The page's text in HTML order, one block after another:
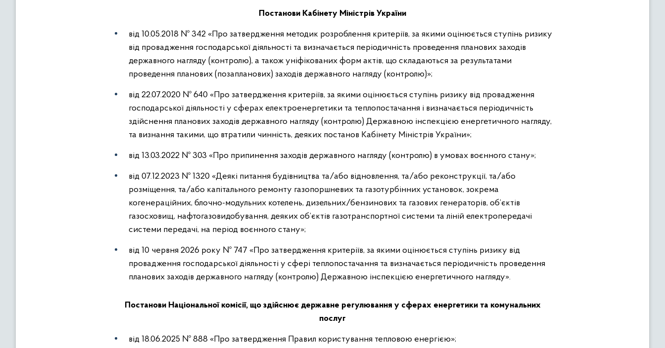
Постанови Кабінету Міністрів України
від 10.05.2018 № 342 «Про затвердження методик розроблення критеріїв, за якими оцінюється ступінь ризику
від провадження господарської діяльності та визначається періодичність проведення планових заходів
державного нагляду (контролю), а також уніфікованих форм актів, що складаються за результатами
проведення планових (позапланових) заходів державного нагляду (контролю)»;
від 22.07.2020 № 640 «Про затвердження критеріїв, за якими оцінюється ступінь ризику від провадження
господарської діяльності у сферах електроенергетики та теплопостачання і визначається періодичність
здійснення планових заходів державного нагляду (контролю) Державною інспекцією енергетичного нагляду,
та визнання такими, що втратили чинність, деяких постанов Кабінету Міністрів України»;
від 13.03.2022 № 303 «Про припинення заходів державного нагляду (контролю) в умовах воєнного стану»;
від 07.12.2023 № 1320 «Деякі питання будівництва та/або відновлення, та/або реконструкції, та/або
розміщення, та/або капітального ремонту газопоршневих та газотурбінних установок, зокрема
когенераційних, блочно-модульних котелень, дизельних/бензинових та газових генераторів, об’єктів
газосховищ, нафтогазовидобування, деяких об’єктів газотранспортної системи та ліній електропередачі
системи передачі, на період воєнного стану»;
від 10 червня 2026 року № 747 «Про затвердження критеріїв, за якими оцінюється ступінь ризику від
провадження господарської діяльності у сфері теплопостачання та визначається періодичність проведення
планових заходів державного нагляду (контролю) Державною інспекцією енергетичного нагляду».
Постанови Національної комісії, що здійснює державне регулювання у сферах енергетики та комунальних
послуг
від 18.06.2025 № 888 «Про затвердження Правил користування тепловою енергією»;